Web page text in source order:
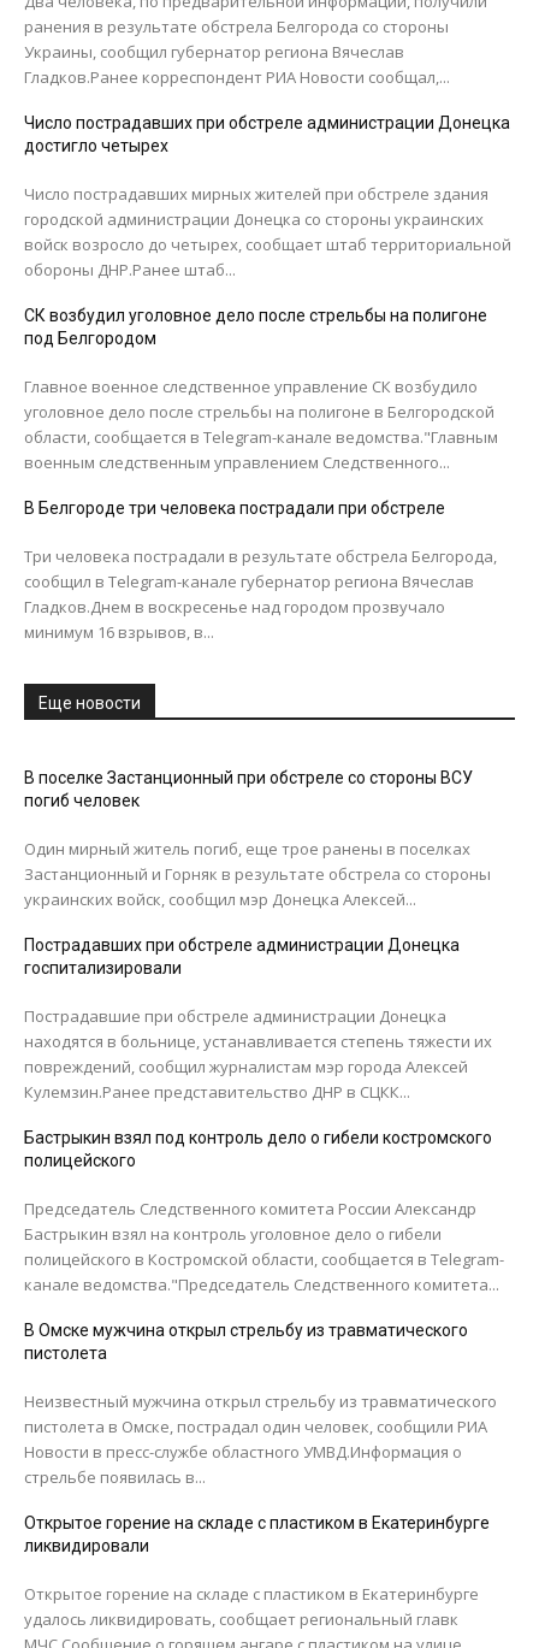
ранения в результате обстрела Белгорода со стороны
Украины, сообщил губернатор региона Вячеслав
Гладков.Ранее корреспондент РИА Новости сообщал,...
Число пострадавших при обстреле администрации Донецка
достигло четырех
Число пострадавших мирных жителей при обстреле здания
городской администрации Донецка со стороны украинских
войск возросло до четырех, сообщает штаб территориальной
обороны ДНР.Ранее штаб...
СК возбудил уголовное дело после стрельбы на полигоне
под Белгородом
Главное военное следственное управление СК возбудило
уголовное дело после стрельбы на полигоне в Белгородской
области, сообщается в Telegram-канале ведомства."Главным
военным следственным управлением Следственного...
В Белгороде три человека пострадали при обстреле
Три человека пострадали в результате обстрела Белгорода,
сообщил в Telegram-канале губернатор региона Вячеслав
Гладков.Днем в воскресенье над городом прозвучало
минимум 16 взрывов, в...
Еще новости
В поселке Застанционный при обстреле со стороны ВСУ
погиб человек
Один мирный житель погиб, еще трое ранены в поселках
Застанционный и Горняк в результате обстрела со стороны
украинских войск, сообщил мэр Донецка Алексей...
Пострадавших при обстреле администрации Донецка
госпитализировали
Пострадавшие при обстреле администрации Донецка
находятся в больнице, устанавливается степень тяжести их
повреждений, сообщил журналистам мэр города Алексей
Кулемзин.Ранее представительство ДНР в СЦКК...
Бастрыкин взял под контроль дело о гибели костромского
полицейского
Председатель Следственного комитета России Александр
Бастрыкин взял на контроль уголовное дело о гибели
полицейского в Костромской области, сообщается в Telegram-
канале ведомства."Председатель Следственного комитета...
В Омске мужчина открыл стрельбу из травматического
пистолета
Неизвестный мужчина открыл стрельбу из травматического
пистолета в Омске, пострадал один человек, сообщили РИА
Новости в пресс-службе областного УМВД.Информация о
стрельбе появилась в...
Открытое горение на складе с пластиком в Екатеринбурге
ликвидировали
Открытое горение на складе с пластиком в Екатеринбурге
удалось ликвидировать, сообщает региональный главк